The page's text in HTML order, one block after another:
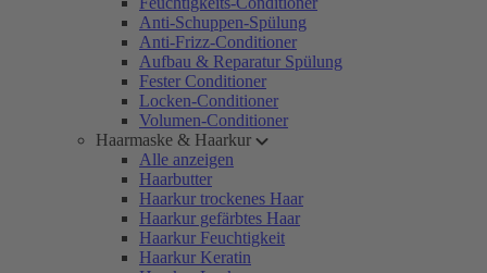
Anti-Schuppen-Spülung
Anti-Frizz-Conditioner
Aufbau & Reparatur Spülung
Fester Conditioner
Locken-Conditioner
Volumen-Conditioner
Haarmaske & Haarkur
Alle anzeigen
Haarbutter
Haarkur trockenes Haar
Haarkur gefärbtes Haar
Haarkur Feuchtigkeit
Haarkur Keratin